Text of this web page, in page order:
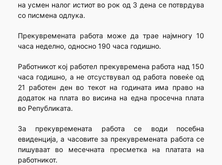
на усмен налог истиот во рок од 3 дена се потврдува
со писмена одлука.
Прекувремената работа може да трае најмногу 10
часа неделно, односно 190 часа годишно.
Работникот кој работел прекувремена работа над 150
часа годишно, а не отсуствувал од работа повеќе од
21 работен ден во текот на годината има право на
додаток на плата во висина на една просечна плата
во Републиката.
За прекувремената работа се води посебна
евиденција, а часовите за прекувремената работа се
пишуваат во месечната пресметка на платата на
работникот.